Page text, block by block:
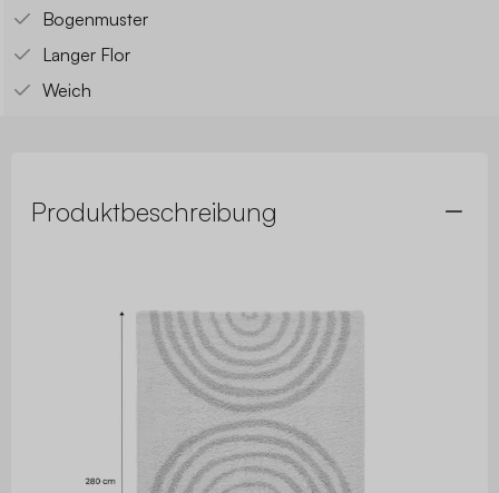
Bogenmuster
Langer Flor
Weich
Produktbeschreibung